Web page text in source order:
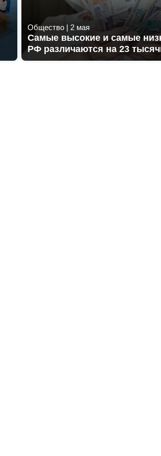
Общество | 2 мая
Самые высокие и самые
РФ различаются на 23